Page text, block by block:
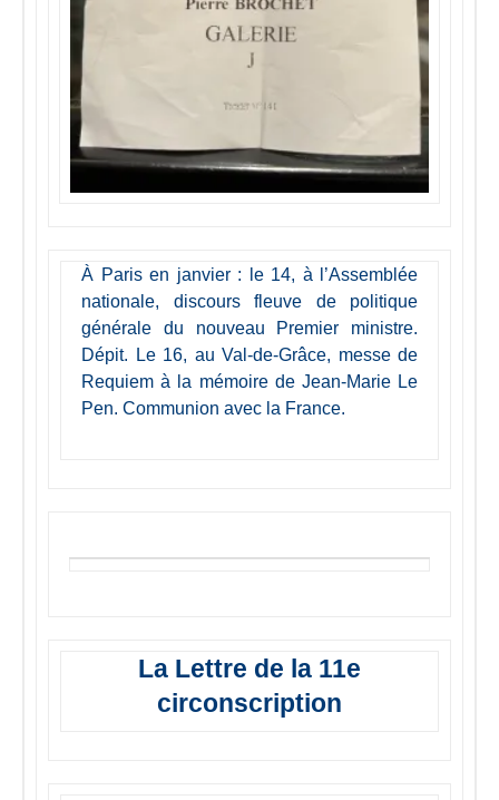
À Paris en janvier : le 14, à l’Assemblée
nationale, discours fleuve de politique
générale du nouveau Premier ministre.
Dépit. Le 16, au Val-de-Grâce, messe de
Requiem à la mémoire de Jean-Marie Le
Pen. Communion avec la France.
La Lettre de la 11e
circonscription